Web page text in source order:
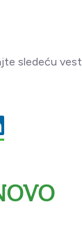
sledeću vest